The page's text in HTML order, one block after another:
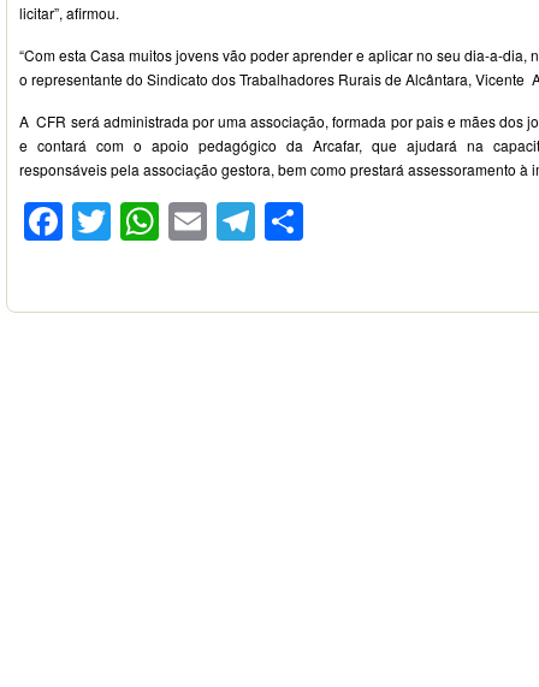
licitar”, afirmou.
“Com esta Casa muitos jovens vão poder aprender e aplicar no seu dia-a-dia,
o representante do Sindicato dos Trabalhadores Rurais de Alcântara, Vicente
A CFR será administrada por uma associação, formada por pais e mães dos
e contará com o apoio pedagógico da Arcafar, que ajudará na
responsáveis pela associação gestora, bem como prestará assessoramento à
Facebook
Twitter
WhatsApp
EmailTelegram